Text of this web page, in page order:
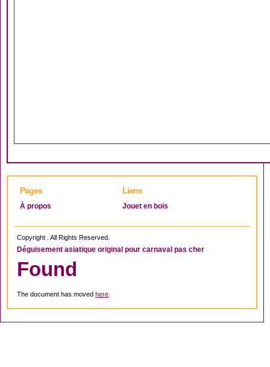
Pages
À propos
Liens
Jouet en bois
Copyright . All Rights Reserved.
Déguisement asiatique original pour carnaval pas cher
Found
The document has moved here